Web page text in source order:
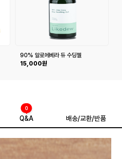
90% 알로에베라 듀 수딩젤
15,000원
Q&A
0
배송/교환/반품